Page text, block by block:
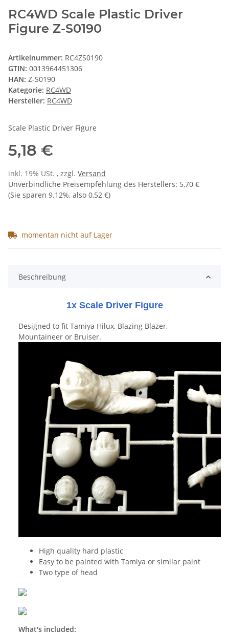
RC4WD Scale Plastic Driver
Figure Z-S0190
Artikelnummer: RC4ZS0190
GTIN: 0013964451306
HAN: Z-S0190
Kategorie: RC4WD
Hersteller: RC4WD
Scale Plastic Driver Figure
5,18 €
inkl. 19% USt. , zzgl. Versand
Unverbindliche Preisempfehlung des Herstellers: 5,70 €
(Sie sparen 9.12%, also 0,52 €)
momentan nicht auf Lager
Beschreibung
1x Scale Driver Figure
Designed to fit Tamiya Hilux, Blazing Blazer,
Mountaineer or Bruiser.
High quality hard plastic
Easy to be painted with Tamiya or similar paint
Two type of head
What's included: